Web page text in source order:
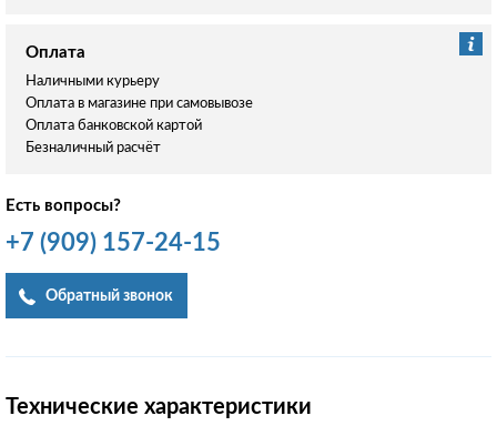
Оплата
Наличными курьеру
Оплата в магазине при самовывозе
Оплата банковской картой
Безналичный расчёт
Есть вопросы?
+7 (909) 157-24-15
Обратный звонок
Технические характеристики